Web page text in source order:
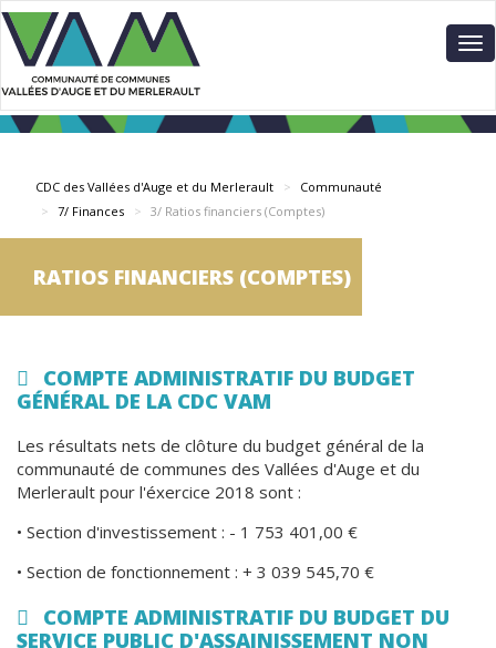
Aller
au
contenu
principal
CDC des Vallées d'Auge et du Merlerault
Communauté
7/ Finances
3/ Ratios financiers (Comptes)
RATIOS FINANCIERS (COMPTES)
COMPTE ADMINISTRATIF DU BUDGET
GÉNÉRAL DE LA CDC VAM
Les résultats nets de clôture du budget général de la
communauté de communes des Vallées d'Auge et du
Merlerault pour l'éxercice 2018 sont :
• Section d'investissement : - 1 753 401,00 €
• Section de fonctionnement : + 3 039 545,70 €
COMPTE ADMINISTRATIF DU BUDGET DU
SERVICE PUBLIC D'ASSAINISSEMENT NON
Panneau de gestion des cookies